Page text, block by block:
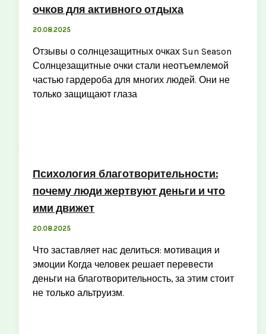
очков для активного отдыха
20.08.2025
Отзывы о солнцезащитных очках Sun Season
Солнцезащитные очки стали неотъемлемой
частью гардероба для многих людей. Они не
только защищают глаза
Психология благотворительности:
почему люди жертвуют деньги и что
ими движет
20.08.2025
Что заставляет нас делиться: мотивация и
эмоции Когда человек решает перевести
деньги на благотворительность, за этим стоит
не только альтруизм.